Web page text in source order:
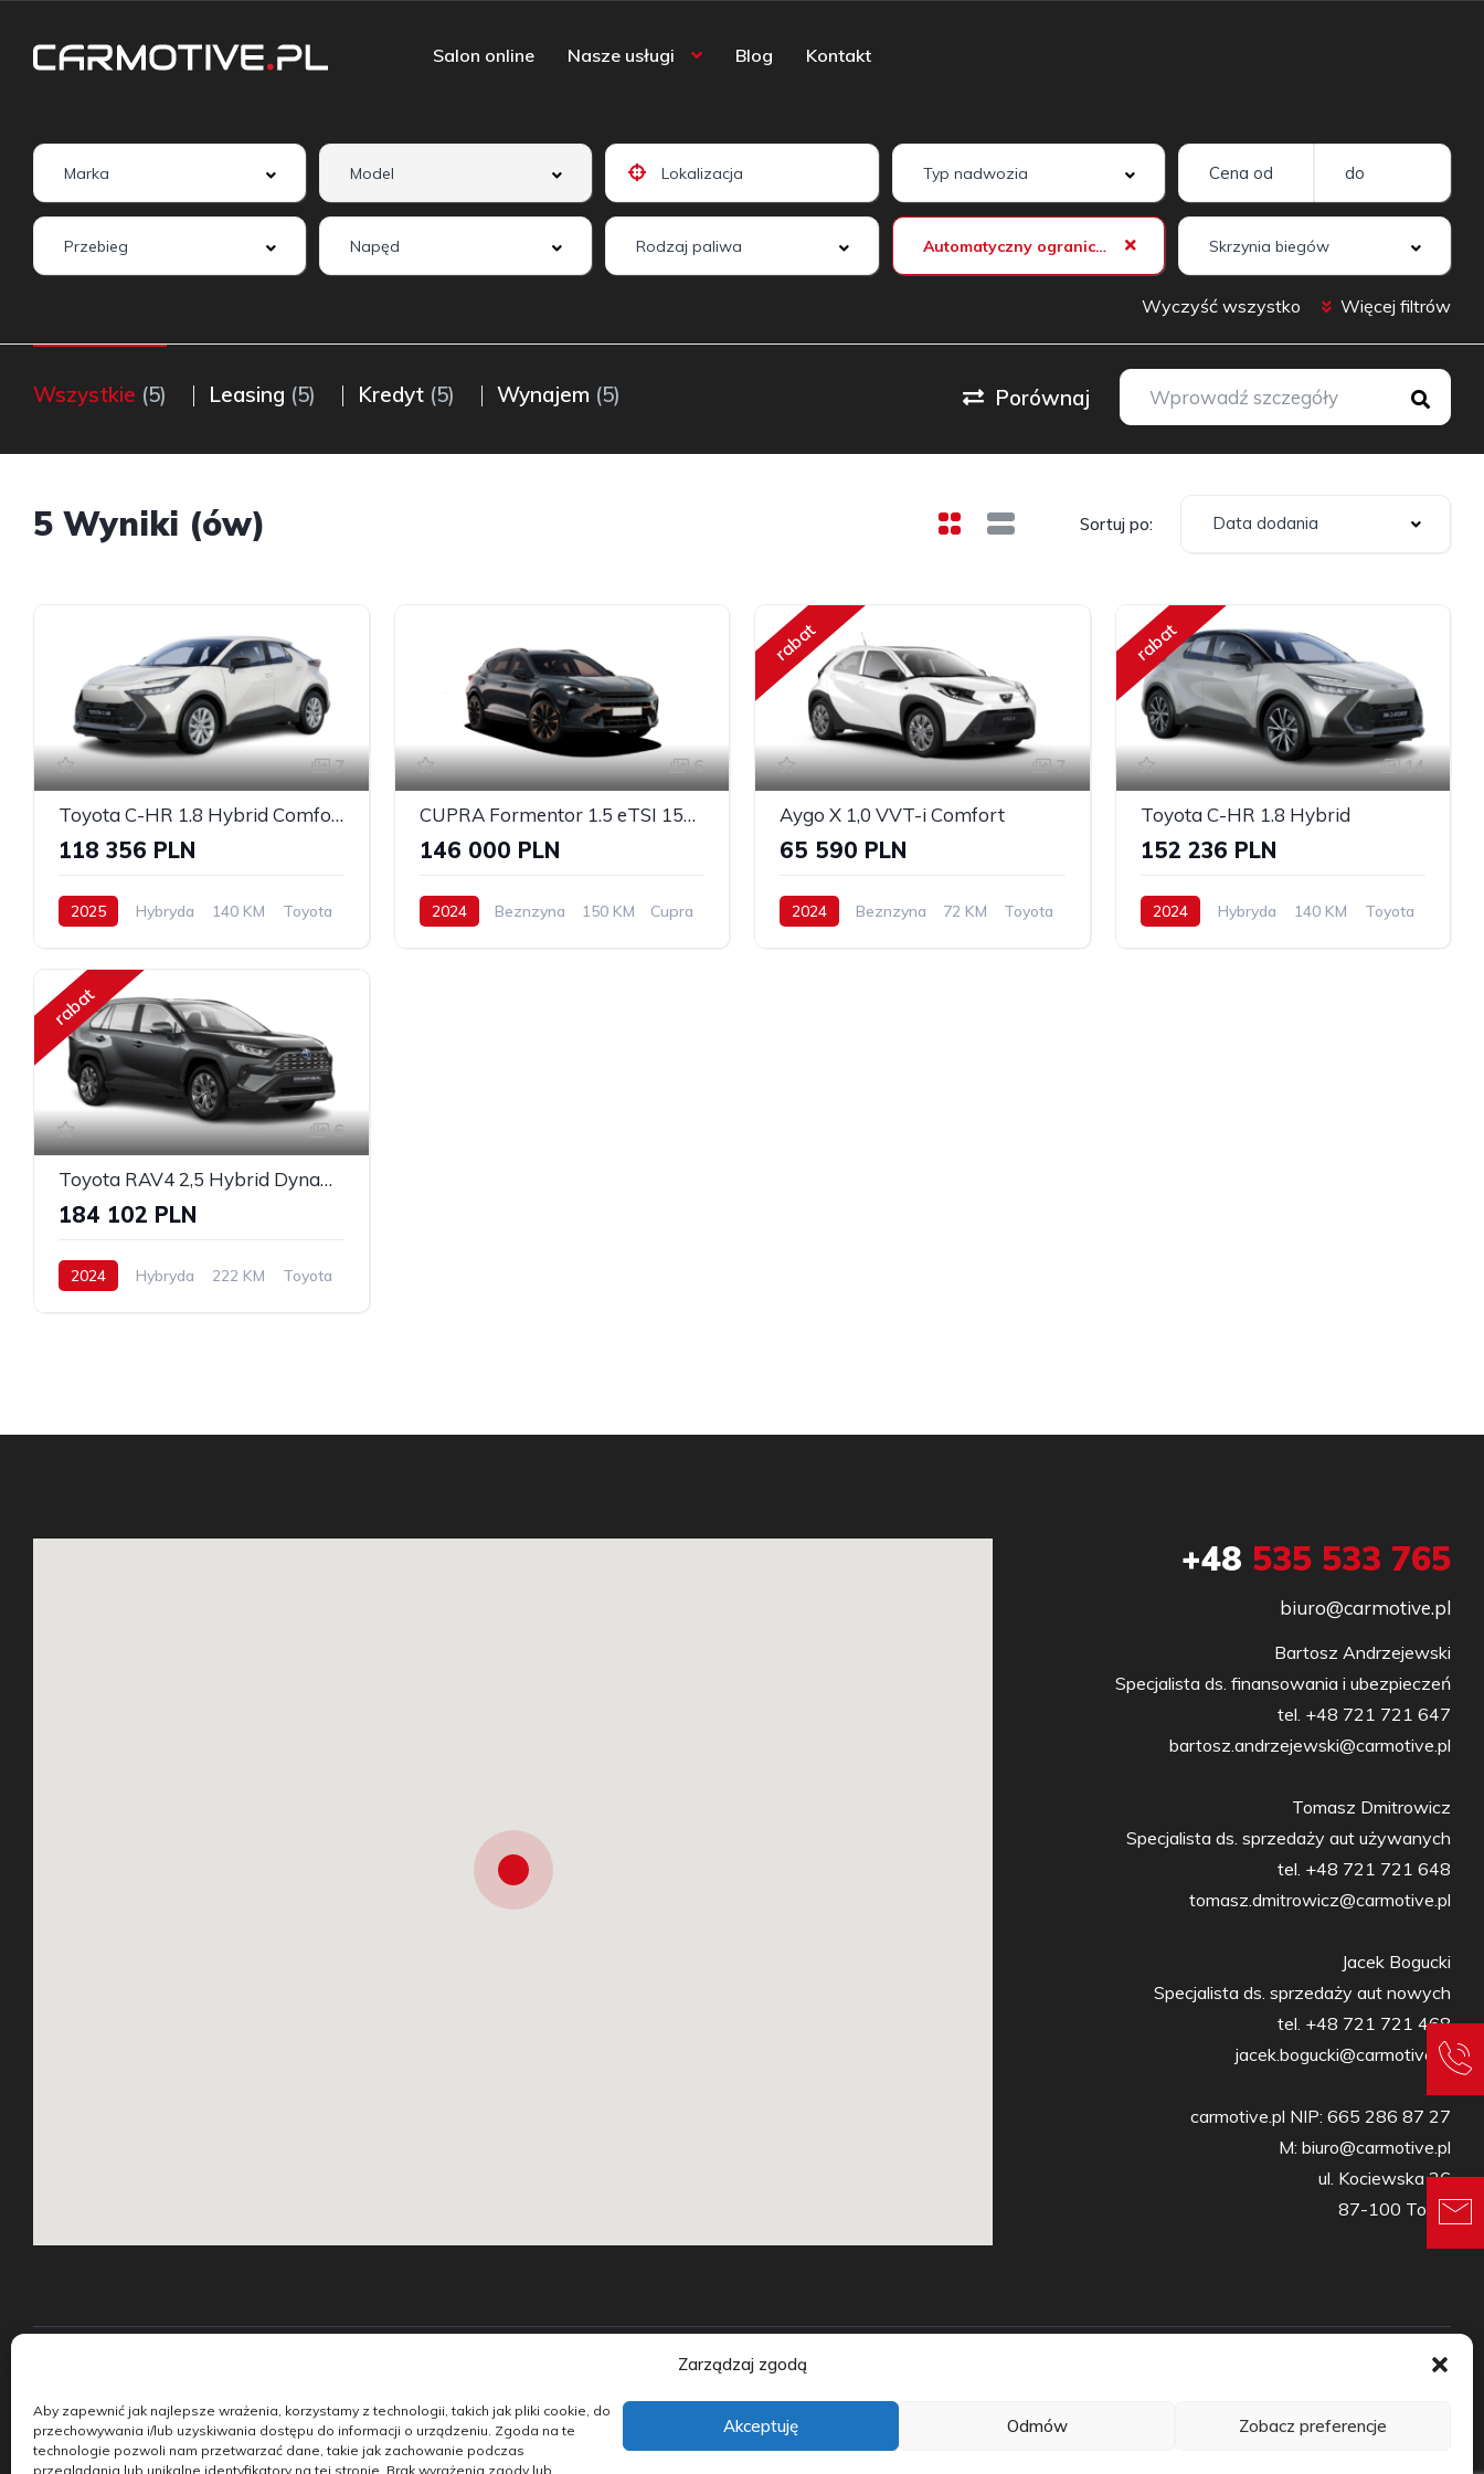
Zarządzaj zgodą
Aby zapewnić jak najlepsze wrażenia, korzystamy z technologii, takich jak pliki cookie, do
przechowywania i/lub uzyskiwania dostępu do informacji o urządzeniu. Zgoda na te
technologie pozwoli nam przetwarzać dane, takie jak zachowanie podczas
przeglądania lub unikalne identyfikatory na tej stronie. Brak wyrażenia zgody lub
Akceptuję Odmów Zobacz preferencje
Salon online Nasze usługi Blog Kontakt
Automatyczny ogranicznik prędkości (ASL)
Wyczyść wszystko Więcej filtrów
Wszystkie (5) Leasing (5) Kredyt (5) Wynajem (5) Porównaj
5 Wyniki (ów) Sortuj po: Data dodania
7
Toyota C-HR 1.8 Hybrid Comfort
118 356 PLN
2025 Hybryda 140 KM Toyota
6
CUPRA Formentor 1.5 eTSI 150 KM DSG
146 000 PLN
2024 Beznzyna 150 KM Cupra
rabat
7
Aygo X 1,0 VVT-i Comfort
65 590 PLN
2024 Beznzyna 72 KM Toyota
rabat
14
Toyota C-HR 1.8 Hybrid
152 236 PLN
2024 Hybryda 140 KM Toyota
rabat
6
Toyota RAV4 2,5 Hybrid Dynamic Force
184 102 PLN
2024 Hybryda 222 KM Toyota
+48 535 533 765
biuro@carmotive.pl
Bartosz Andrzejewski
Specjalista ds. finansowania i ubezpieczeń
tel. +48 721 721 647
bartosz.andrzejewski@carmotive.pl
Tomasz Dmitrowicz
Specjalista ds. sprzedaży aut używanych
tel. +48 721 721 648
tomasz.dmitrowicz@carmotive.pl
Jacek Bogucki
Specjalista ds. sprzedaży aut nowych
tel. +48 721 721 468
jacek.bogucki@carmotive.pl
carmotive.pl NIP: 665 286 87 27
M: biuro@carmotive.pl
ul. Kociewska 26
87-100 Toruń
Samochody nowe Samochody używane Auta w leasingu Doradztwo